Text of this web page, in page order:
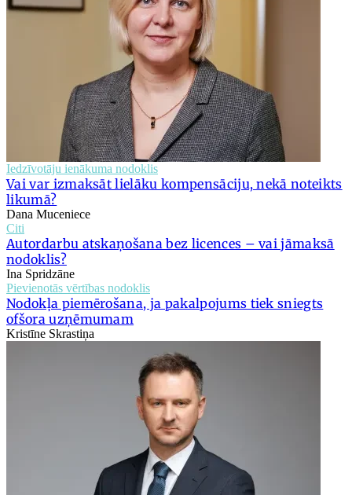
Iedzīvotāju ienākuma nodoklis
Vai var izmaksāt lielāku kompensāciju, nekā noteikts
likumā?
Dana Muceniece
Citi
Autordarbu atskaņošana bez licences – vai jāmaksā
nodoklis?
Ina Spridzāne
Pievienotās vērtības nodoklis
Nodokļa piemērošana, ja pakalpojums tiek sniegts
ofšora uzņēmumam
Kristīne Skrastiņa